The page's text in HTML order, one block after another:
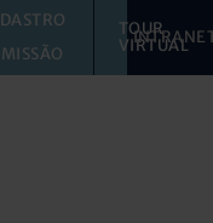
TOUR
VIRTUAL